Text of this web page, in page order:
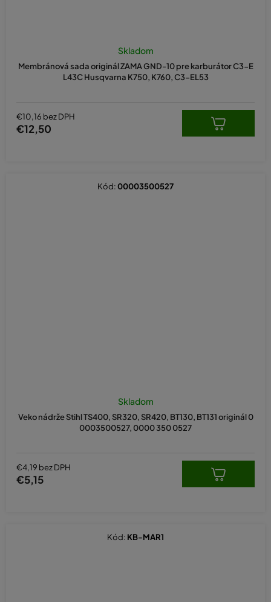
Membránová sada originál ZAMA GND-10 pre karburátor C3-E
L43C Husqvarna K750, K760, C3-EL53
Skladom
€10,16 bez DPH
€12,50
Veko nádrže Stihl TS400, SR320, SR420, BT130, BT131 originál 0
0003500527, 0000 350 0527
Skladom
€4,19 bez DPH
€5,15
Kód:00003500527
Kód: KB-MAR1